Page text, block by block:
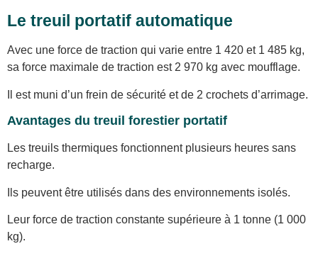
Le treuil portatif automatique
Avec une force de traction qui varie entre 1 420 et 1 485 kg,
sa force maximale de traction est 2 970 kg avec moufflage.
Il est muni d’un frein de sécurité et de 2 crochets d’arrimage.
Avantages du treuil forestier portatif
Les treuils thermiques fonctionnent plusieurs heures sans
recharge.
Ils peuvent être utilisés dans des environnements isolés.
Leur force de traction constante supérieure à 1 tonne (1 000
kg).